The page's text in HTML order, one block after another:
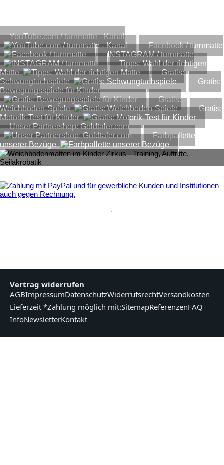
YouTube.com / turnmatte - Kanal
Facebook / turnmatte
INSTAGRAM / turnmatte
Tipps: Wahl der richtigen
Matte
Gratis:
Schwungtuchspiele
Gratis:
Bewegungsspiele für Kinder
Gratis:
Weichboden-Spiele
Gratis:
Motorik-Test für Kinder
Unser Partnershop: Goldtaler.com
Farbpallette
unserer Bezüge
.
Vertrag widerrufen
AGBImpressumDatenschutzWiderrufsrechtVersandkosten
Lieferzeit *Zahlung möglich mit:SitemapReferenzenFAQ
InfoNewsletterKontakt